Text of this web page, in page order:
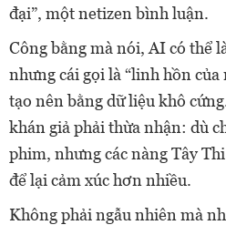
đại”, một netizen bình luận.
Công bằng mà nói, AI có thể
nhưng cái gọi là “linh hồn
tạo nên bằng dữ liệu khô
khán giả phải thừa nhận: dù
phim, nhưng các nàng Tây
để lại cảm xúc hơn nhiều.
Không phải ngẫu nhiên mà